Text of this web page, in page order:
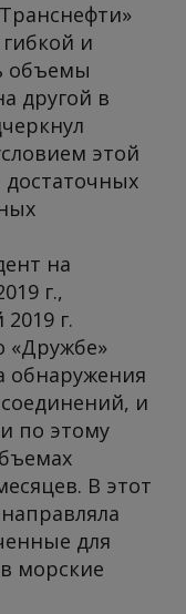
и
объемы
другой в
этой
достаточных
на
г.,
г.
«Дружбе»
обнаружения
и
по этому
В этот
для
морские